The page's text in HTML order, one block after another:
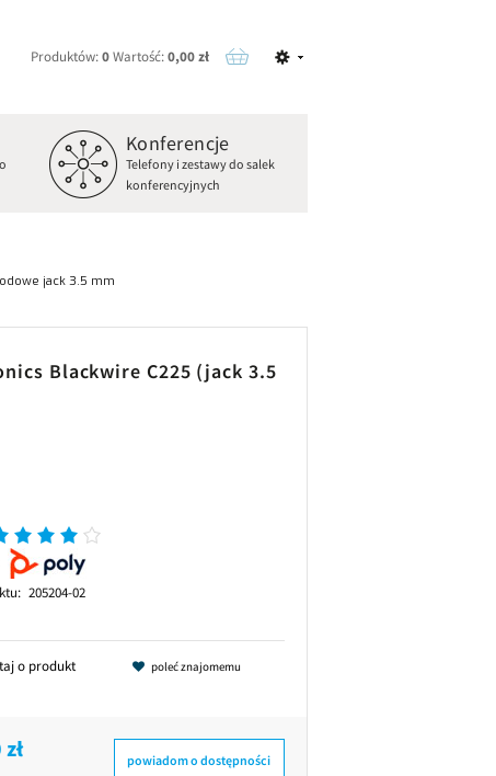
Produktów:0Wartość:0,00 zł
Konferencje
Telefony i zestawy do salek
konferencyjnych
jack 3.5 mm
Blackwire C225 (jack 3.5
205204-02
o produkt poleć znajomemu
powiadom o dostępności